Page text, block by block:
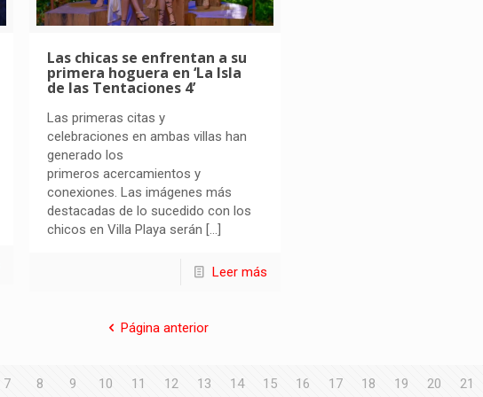
Las chicas se enfrentan a su
primera hoguera en ‘La Isla
de las Tentaciones 4’
Las primeras citas y
celebraciones en ambas villas han
generado los
primeros acercamientos y
conexiones. Las imágenes más
destacadas de lo sucedido con los
chicos en Villa Playa serán […]
Leer más
Página anterior
7 8 9 10 11 12 13 14 15 16 17 18 19 20 21